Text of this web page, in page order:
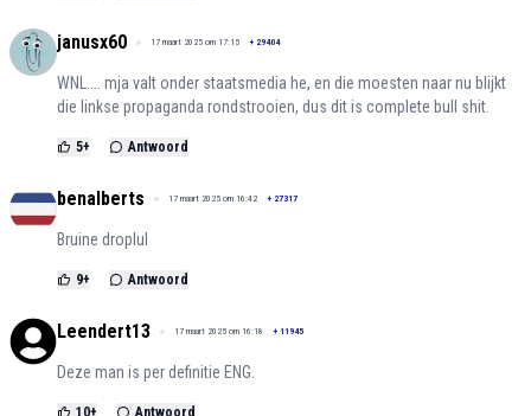
janusx60 17 maart 2025 om 17:15 + 29404
WNL.... mja valt onder staatsmedia he, en die moesten naar nu blijkt
die linkse propaganda rondstrooien, dus dit is complete bull shit.
5+ Antwoord
benalberts 17 maart 2025 om 16:42 + 27317
Bruine droplul
9+ Antwoord
Leendert13 17 maart 2025 om 16:18 + 11945
Deze man is per definitie ENG.
10+ Antwoord